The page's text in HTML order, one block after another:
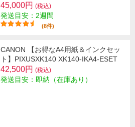
45,000円 (税込)
発送目安：2週間
(8件)
CANON 【お得なA4用紙＆インクセッ
ト】PIXUSXK140 XK140-IKA4-ESET
42,500円 (税込)
発送目安：即納（在庫あり）